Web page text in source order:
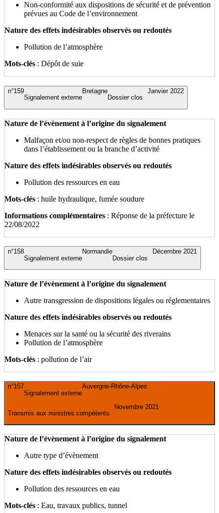
Non-conformité aux dispositions de sécurité et de prévention
prévues au Code de l’environnement
Nature des effets indésirables observés ou redoutés
Pollution de l’atmosphère
Mots-clés : Dépôt de suie
Janvier 2022
Dossier clos
Bretagne
Signalement externe
n°159
Nature de l’évènement à l’origine du signalement
Malfaçon et/ou non-respect de règles de bonnes pratiques
dans l’établissement ou la branche d’activité
Nature des effets indésirables observés ou redoutés
Pollution des ressources en eau
Mots-clés : huile hydraulique, fumée soudure
Informations complémentaires : Réponse de la préfecture le
22/08/2022
Décembre 2021
Dossier clos
Normandie
Signalement externe
n°158
Nature de l’évènement à l’origine du signalement
Autre transgression de dispositions légales ou réglementaires
Nature des effets indésirables observés ou redoutés
Menaces sur la santé ou la sécurité des riverains
Pollution de l’atmosphère
Mots-clés : pollution de l’air
Novembre 2021
Transmis aux ministres compétents
Auvergne-Rhône-Alpes
Signalement externe
n°157
Nature de l’évènement à l’origine du signalement
Autre type d’évènement
Nature des effets indésirables observés ou redoutés
Pollution des ressources en eau
Mots-clés : Eau, travaux publics, tunnel